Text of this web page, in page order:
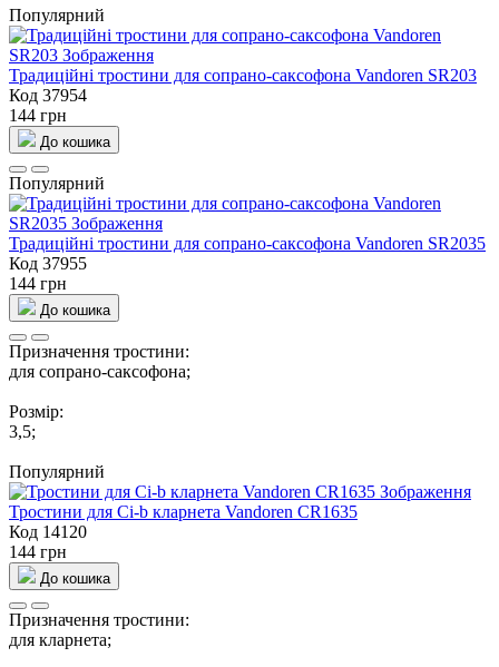
Популярний
Традиційні тростини для сопрано-саксофона Vandoren SR203
Код 37954
144 грн
До кошика
Популярний
Традиційні тростини для сопрано-саксофона Vandoren SR2035
Код 37955
144 грн
До кошика
Призначення тростини:
для сопрано-саксофона;
Розмір:
3,5;
Популярний
Тростини для Сі-b кларнета Vandoren CR1635
Код 14120
144 грн
До кошика
Призначення тростини:
для кларнета;